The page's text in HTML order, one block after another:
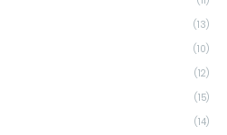
(13)
(10)
(12)
(15)
(14)